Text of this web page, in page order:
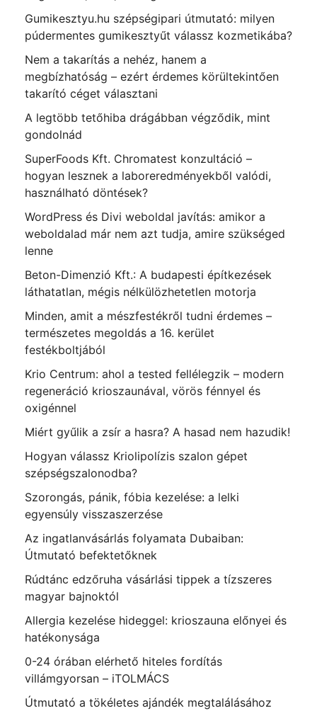
Gumikesztyu.hu szépségipari útmutató: milyen
púdermentes gumikesztyűt válassz kozmetikába?
Nem a takarítás a nehéz, hanem a
megbízhatóság – ezért érdemes körültekintően
takarító céget választani
A legtöbb tetőhiba drágábban végződik, mint
gondolnád
SuperFoods Kft. Chromatest konzultáció –
hogyan lesznek a laboreredményekből valódi,
használható döntések?
WordPress és Divi weboldal javítás: amikor a
weboldalad már nem azt tudja, amire szükséged
lenne
Beton-Dimenzió Kft.: A budapesti építkezések
láthatatlan, mégis nélkülözhetetlen motorja
Minden, amit a mészfestékről tudni érdemes –
természetes megoldás a 16. kerület
festékboltjából
Krio Centrum: ahol a tested fellélegzik – modern
regeneráció krioszaunával, vörös fénnyel és
oxigénnel
Miért gyűlik a zsír a hasra? A hasad nem hazudik!
Hogyan válassz Kriolipolízis szalon gépet
szépségszalonodba?
Szorongás, pánik, fóbia kezelése: a lelki
egyensúly visszaszerzése
Az ingatlanvásárlás folyamata Dubaiban:
Útmutató befektetőknek
Rúdtánc edzőruha vásárlási tippek a tízszeres
magyar bajnoktól
Allergia kezelése hideggel: krioszauna előnyei és
hatékonysága
0-24 órában elérhető hiteles fordítás
villámgyorsan – iTOLMÁCS
Útmutató a tökéletes ajándék megtalálásához